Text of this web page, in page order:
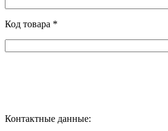
Код товара *
Контактные данные: